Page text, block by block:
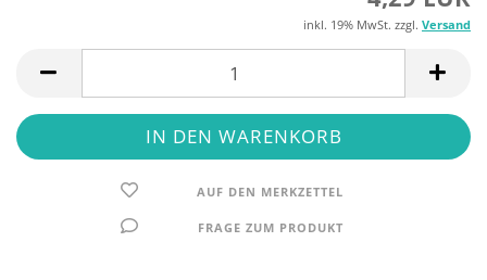
inkl. 19% MwSt. zzgl. Versand
AUF DEN MERKZETTEL
FRAGE ZUM PRODUKT